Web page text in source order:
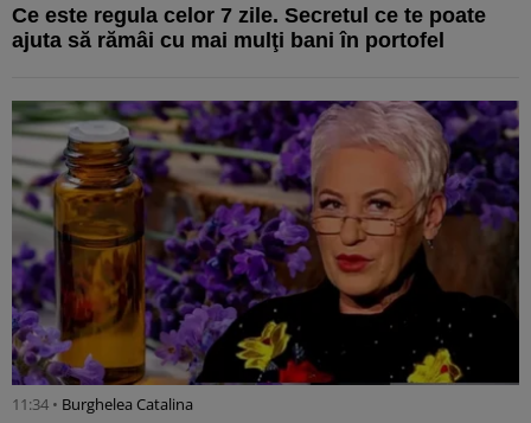
Ce este regula celor 7 zile. Secretul ce te poate
ajuta să rămâi cu mai mulţi bani în portofel
11:34 • Burghelea Catalina